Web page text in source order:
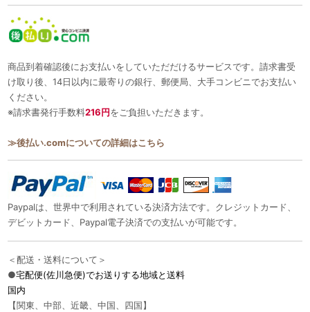
商品到着確認後にお支払いをしていただだけるサービスです。請求書受
け取り後、14日以内に最寄りの銀行、郵便局、大手コンビニでお支払い
ください。
※請求書発行手数料216円をご負担いただきます。
≫後払い.comについての詳細はこちら
Paypalは、世界中で利用されている決済方法です。クレジットカード、
デビットカード、Paypal電子決済での支払いが可能です。
＜配送・送料について＞
●宅配便(佐川急便)でお送りする地域と送料
国内
【関東、中部、近畿、中国、四国】